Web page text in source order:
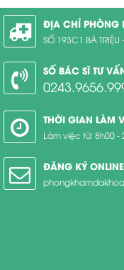
ĐỊA CHỈ PHÒNG
SỐ 193C1 BÀ
SỐ BÁC SĨ TƯ
THỜI GIAN LÀM
Làm việc từ: 8h00 -
ĐĂNG KÝ ONLINE